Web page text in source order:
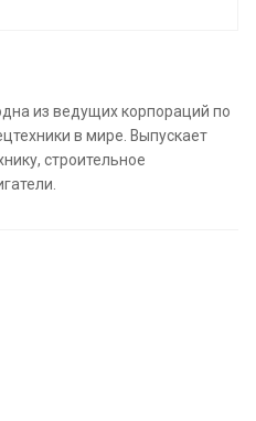
из ведущих корпораций по
в мире. Выпускает
строительное